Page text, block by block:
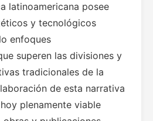
latinoamericana posee
y tecnológicos
enfoques
superen las divisiones y
tradicionales de la
de esta narrativa
plenamente viable